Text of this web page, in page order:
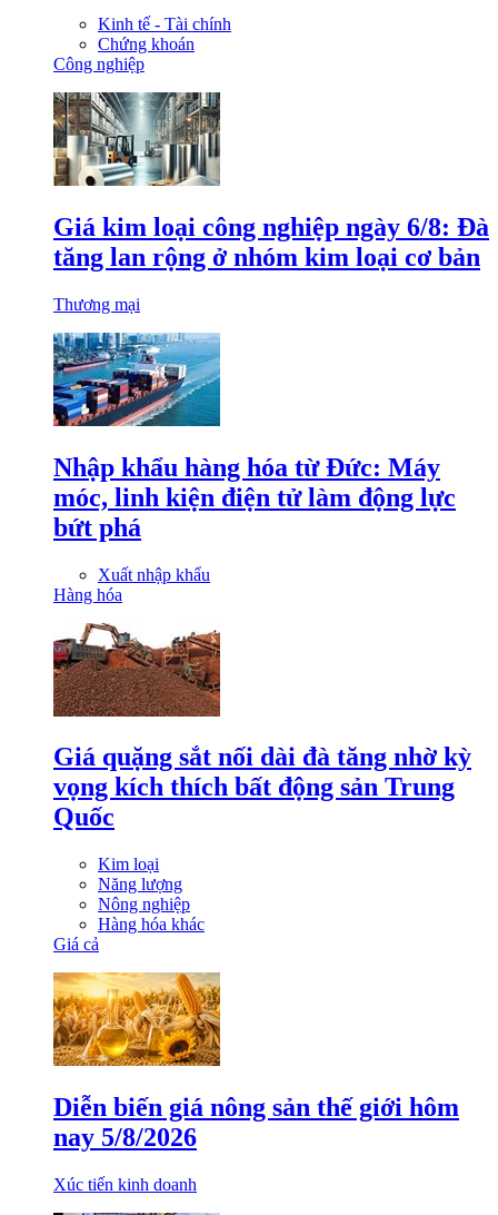
Kinh tế - Tài chính
Chứng khoán
Công nghiệp
Giá kim loại công nghiệp ngày 6/8: Đà
tăng lan rộng ở nhóm kim loại cơ bản
Thương mại
Nhập khẩu hàng hóa từ Đức: Máy
móc, linh kiện điện tử làm động lực
bứt phá
Xuất nhập khẩu
Hàng hóa
Giá quặng sắt nối dài đà tăng nhờ kỳ
vọng kích thích bất động sản Trung
Quốc
Kim loại
Năng lượng
Nông nghiệp
Hàng hóa khác
Giá cả
Diễn biến giá nông sản thế giới hôm
nay 5/8/2026
Xúc tiến kinh doanh